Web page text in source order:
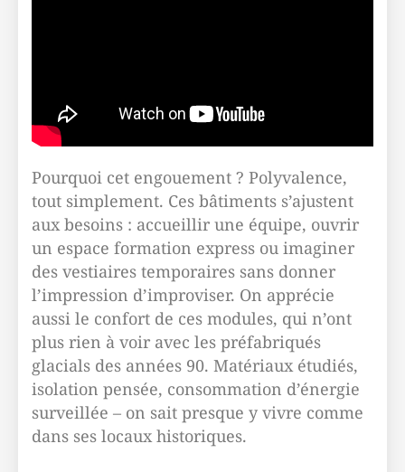
Pourquoi cet engouement ? Polyvalence,
tout simplement. Ces bâtiments s’ajustent
aux besoins : accueillir une équipe, ouvrir
un espace formation express ou imaginer
des vestiaires temporaires sans donner
l’impression d’improviser. On apprécie
aussi le confort de ces modules, qui n’ont
plus rien à voir avec les préfabriqués
glacials des années 90. Matériaux étudiés,
isolation pensée, consommation d’énergie
surveillée – on sait presque y vivre comme
dans ses locaux historiques.